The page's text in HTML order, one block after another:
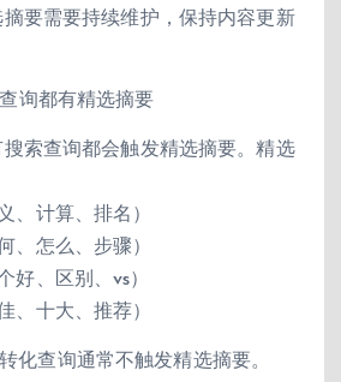
摘要需要持续维护，保持内容更新
询都有精选摘要
搜索查询都会触发精选摘要。精选
、计算、排名）
、怎么、步骤）
好、区别、vs）
、十大、推荐）
化查询通常不触发精选摘要。